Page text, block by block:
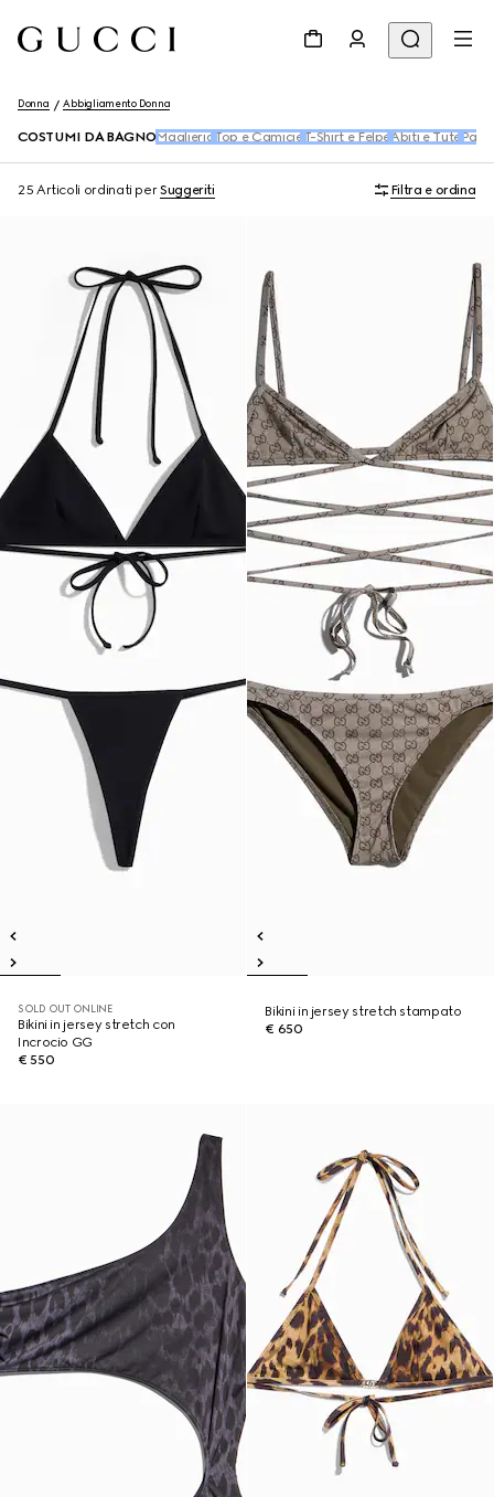
Donna Abbigliamento Donna
COSTUMI DA BAGNO Maglieria Top e Camicie T-Shirt e Felpe Abiti e Tute
25 Articoli ordinati perSuggeriti Filtra e ordina
SOLD OUT ONLINE
Bikini in jersey stretch con
Incrocio GG
€ 550
Bikini in jersey stretch stampato
€ 650